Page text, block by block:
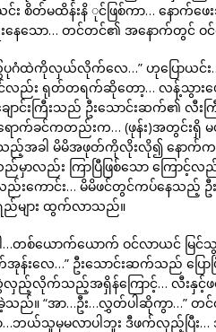
င်း စိတ်မထိန်းနိ ုင်ဖြစ်ကာ… နောက်
နေသော… တင်တင်၏ အနောက်တွင် ဝင်
ပုဂံထဲကိုလှယ်လိုက်လေ…” ဟုပြောယင်
ည်း ရုတ်တရက်ဆိုတော့… လန့်သွားပ
ျောင်းကြီးသည် ဦးသောင်းဆက်၏
ာက်ခင်ကတည်းက… (ဖုန်း)အတွင်းရှိ
အခါ မိမိအဖုတ်ကိုလိုးလို၍ နောက်ကနေ
မှာလည်း ကြာပြီဖြစ်သော ကြော
ည်းကောင်း… မိမိဖင်တွင်ကပ်နေသည့်
ည်များ ထွက်လာသည်။
…တစ်ယောက်ယောက် ဝင်လာယင် မြင်
းလေ…” ဦးသောင်းဆက်သည် ပြေ
က်သည့်အရှိန်ကြောင့်… လီးနှင့်ဖင်မှ
ေခဲ့သည်။ “အာ…ဦး…လွှတ်ပါဆိုကွာ
ဘယ်သူမှမလာပါဘူး ဒီဖက်လှည့်ပြီး…